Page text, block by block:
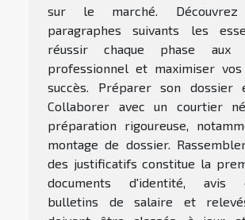
sur le marché.
paragraphes suivants les
réussir chaque phase aux
professionnel et maximiser vos
succès. Préparer son dossier
Collaborer avec un courtier
préparation rigoureuse,
montage de dossier.
des justificatifs constitue la
documents d'identité, avis
bulletins de salaire et